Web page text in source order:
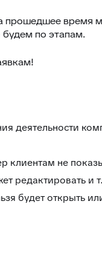
прошедшее время
по этапам.
деятельности
клиентам не
редактировать и
будет открыть